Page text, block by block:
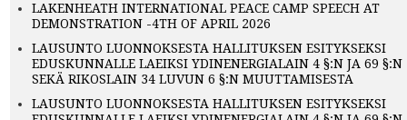
LAKENHEATH INTERNATIONAL PEACE CAMP SPEECH AT
DEMONSTRATION -4TH OF APRIL 2026
LAUSUNTO LUONNOKSESTA HALLITUKSEN ESITYKSEKSI
EDUSKUNNALLE LAEIKSI YDINENERGIALAIN 4 §:N JA 69 §:N
SEKÄ RIKOSLAIN 34 LUVUN 6 §:N MUUTTAMISESTA
LAUSUNTO LUONNOKSESTA HALLITUKSEN ESITYKSEKSI